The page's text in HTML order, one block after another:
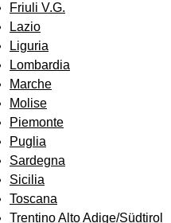
Friuli V.G.
Lazio
Liguria
Lombardia
Marche
Molise
Piemonte
Puglia
Sardegna
Sicilia
Toscana
Trentino Alto Adige/Südtirol